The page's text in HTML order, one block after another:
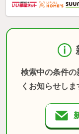
検索中の条件
くお知らせしま